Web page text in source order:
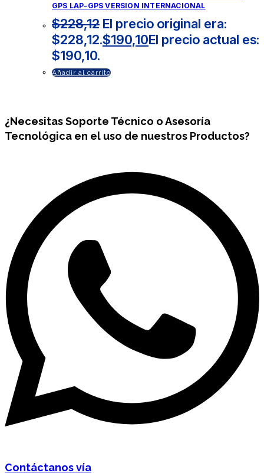
GPS LAP-GPS VERSION INTERNACIONAL
$228,12 El precio original era:
$228,12.$190,10El precio actual es:
$190,10.
Añadir al carrito
¿NecesitasSoporte Técnico o Asesoría
Tecnológica en el uso de nuestros Productos?
Contáctanos vía